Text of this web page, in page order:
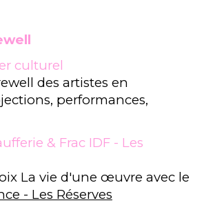
culturel
des artistes en
performances,
& Frac IDF - Les
La vie d'une œuvre avec le
- Les Réserves